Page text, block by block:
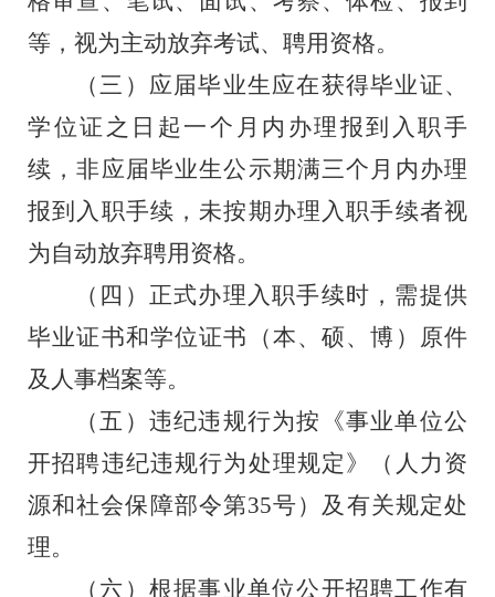
等，视为主动放弃考试、聘用资格。
（三 ）应届毕业生应在获得毕业证、
学位证之日起一个月内办理报到入职手
续，非应届毕业生公示期满三个月内办理
报到入职手续，未按期办理入职手续者视
为自动放弃聘用资格。
（ 四 ）正式办理入职手续时，需提供
毕业证书和学位证书（本、硕、博）原件
及人事档案等。
（五 ）违纪违规行为按《事业单位公
开招聘违纪违规行为处理规定》（人力资
源和社会保障部令第35号）及有关规定处
理。
（ 六 ）根据事业单位公开招聘工作有